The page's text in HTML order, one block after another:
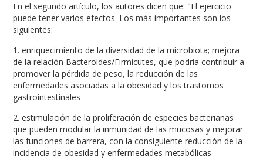
En el segundo artículo, los autores dicen que: "El ejercicio
puede tener varios efectos. Los más importantes son los
siguientes:
1. enriquecimiento de la diversidad de la microbiota; mejora
de la relación Bacteroides/Firmicutes, que podría contribuir a
promover la pérdida de peso, la reducción de las
enfermedades asociadas a la obesidad y los trastornos
gastrointestinales
2. estimulación de la proliferación de especies bacterianas
que pueden modular la inmunidad de las mucosas y mejorar
las funciones de barrera, con la consiguiente reducción de la
incidencia de obesidad y enfermedades metabólicas